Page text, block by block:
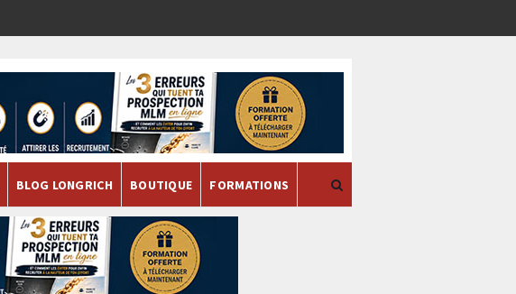
BLOG LONGRICH BOUTIQUE FORMATIONS